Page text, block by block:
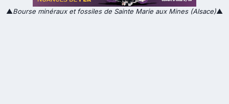
▲Bourse minéraux et fossiles de Sainte Marie aux Mines (Alsace)▲